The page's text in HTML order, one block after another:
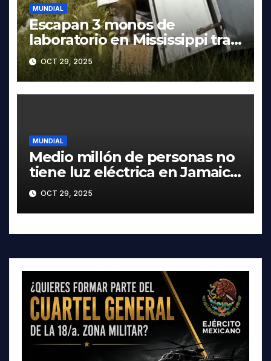
MUNDIAL
Escapan 3 monos de
laboratorio en Mississippi tras
volcadura de camión
OCT 29, 2025
MUNDIAL
Medio millón de personas no
tiene luz eléctrica en Jamaica
por afectaciones de Melissa
OCT 29, 2025